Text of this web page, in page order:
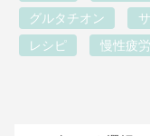
グルタチオン
レシピ
慢性疲労